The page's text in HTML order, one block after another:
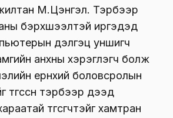
М.Цэнгэл. Тэрбээр
бэрхшээлтэй иргэдэд
дэлгэц уншигч
анхны хэрэглэгч болж
ерөнхий боловсролын
төгссөн тэрбээр дээд
төгсөгчтэйгөө хамтран